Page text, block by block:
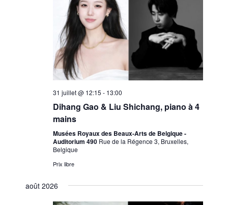
31 juillet @ 12:15 - 13:00
Dihang Gao & Liu Shichang, piano à 4
mains
Musées Royaux des Beaux-Arts de Belgique -
Auditorium 490 Rue de la Régence 3, Bruxelles,
Belgique
Prix libre
août 2026